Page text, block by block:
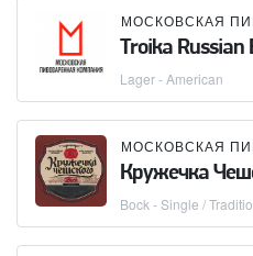
Troika Russian
Lager - American
Кружечка
Bock - Single /